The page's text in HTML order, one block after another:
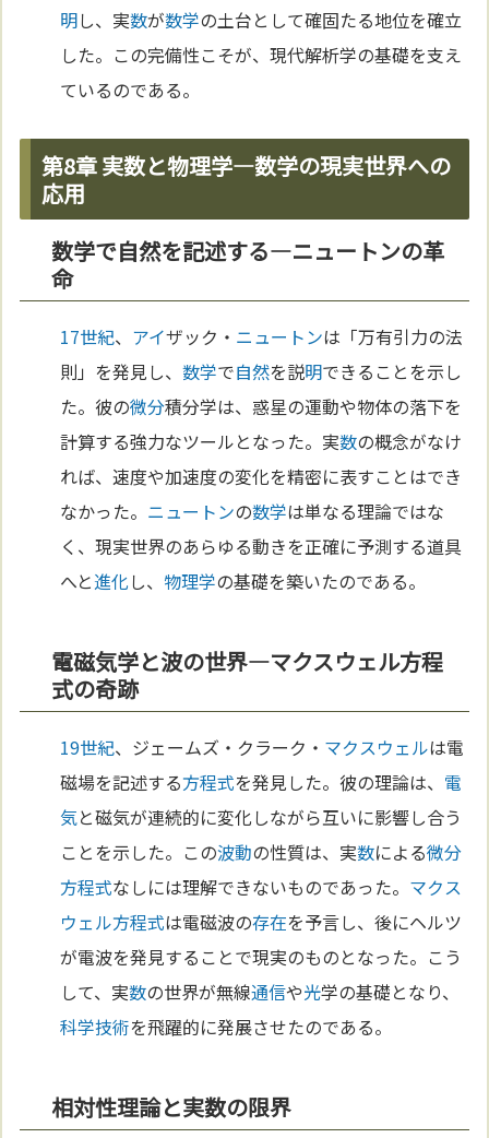
明し、実数が数学の土台として確固たる地位を確立
した。この完備性こそが、現代解析学の基礎を支え
ているのである。
第8章 実数と物理学—数学の現実世界への
応用
数学で自然を記述する—ニュートンの革
命
17世紀、 アイザック・ ニュートンは「万有引力の法
則」を発見し、数学で自然を説明できることを示し
た。彼の微分積分学は、惑星の運動や物体の落下を
計算する強力なツールとなった。実数の概念がなけ
れば、速度や加速度の変化を精密に表すことはでき
なかった。 ニュートンの数学は単なる理論ではな
く、現実世界のあらゆる動きを正確に予測する道具
へと進化し、 物理学の基礎を築いたのである。
電磁気学と波の世界—マクスウェル方程
式の奇跡
19世紀、ジェームズ・クラーク・ マクスウェルは電
磁場を記述する方程式を発見した。彼の理論は、 電
気と磁気が連続的に変化しながら互いに影響し合う
ことを示した。この波動の性質は、実数による微分
方程式なしには理解できないものであった。 マクス
ウェル方程式は電磁波の存在を予言し、後にヘルツ
が電波を発見することで現実のものとなった。こう
して、実数の世界が無線通信や光学の基礎となり、
科学技術を飛躍的に発展させたのである。
相対性理論と実数の限界